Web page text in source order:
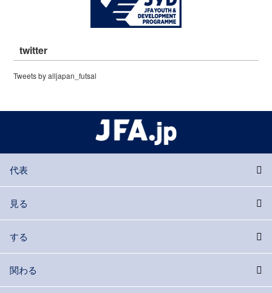
twitter
Tweets by alljapan_futsal
代表
見る
する
関わる